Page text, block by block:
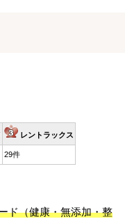
レントラックス
29件
ド（健康・無添加・整